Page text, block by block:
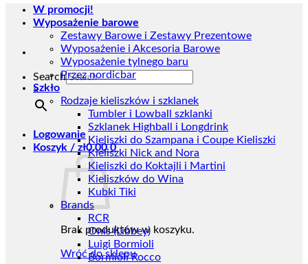
Search
×
Logowanie
Koszyk / zł0,00 0
Brak produktów w koszyku.
Wróć do sklepu
W promocji!
Wyposażenie barowe
Zestawy Barowe i Zestawy Prezentowe
Wyposażenie i Akcesoria Barowe
Wyposażenie tylnego baru
Przez nordicbar
Szkło
Rodzaje kieliszków i szklanek
Tumbler i Lowball szklanki
Szklanek Highball i Longdrink
Kieliszki do Szampana i Coupe Kieliszki
Kieliszki Nick and Nora
Kieliszki do Koktajli i Martini
Kieliszków do Wina
Kubki Tiki
Brands
RCR
Onis (Libbey)
Luigi Bormioli
Bormioli Rocco